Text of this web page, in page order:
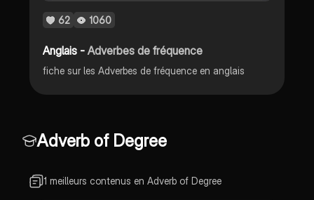
62 1060
Anglais -Adverbes de fréquence
fiche sur les Adverbes de fréquence en anglais
Adverb of Degree
1 meilleurs contenus en Adverb of Degree